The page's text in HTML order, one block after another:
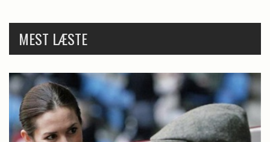
MEST LÆSTE